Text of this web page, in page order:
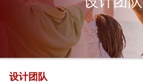
设计团队